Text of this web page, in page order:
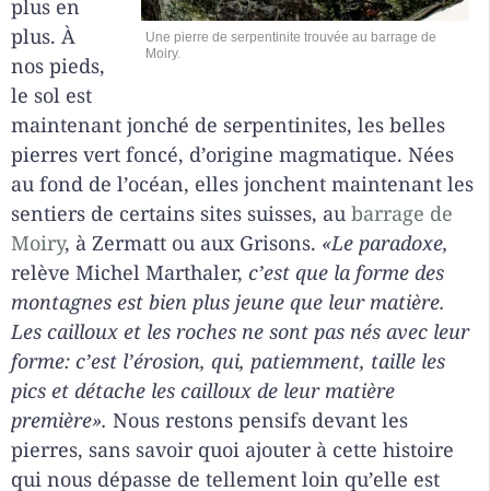
Une pierre de serpentinite trouvée au barrage de
Moiry.
plus en
plus. À
nos pieds,
le sol est
maintenant jonché de serpentinites, les belles
pierres vert foncé, d’origine magmatique. Nées
au fond de l’océan, elles jonchent maintenant les
sentiers de certains sites suisses, au barrage de
Moiry, à Zermatt ou aux Grisons. «Le paradoxe,
relève Michel Marthaler, c’est que la forme des
montagnes est bien plus jeune que leur matière.
Les cailloux et les roches ne sont pas nés avec leur
forme: c’est l’érosion, qui, patiemment, taille les
pics et détache les cailloux de leur matière
première». Nous restons pensifs devant les
pierres, sans savoir quoi ajouter à cette histoire
qui nous dépasse de tellement loin qu’elle est